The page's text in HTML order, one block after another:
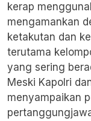
kerap
mengamankan
ketakutan dan
terutama
yang sering
Meski Kapolri
menyampaikan